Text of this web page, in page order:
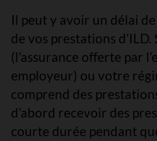
Il peut y avoir un délai
de vos prestations
(l’assurance offerte par
employeur) ou votre
comprend des
d’abord recevoir des
courte durée pendant